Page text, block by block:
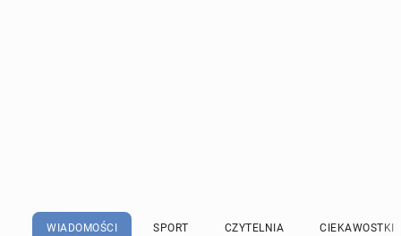
WIADOMOŚCI SPORT CZYTELNIA CIEKAWOSTKI